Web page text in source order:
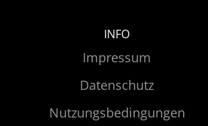
INFO
Impressum
Datenschutz
Nutzungsbedingungen